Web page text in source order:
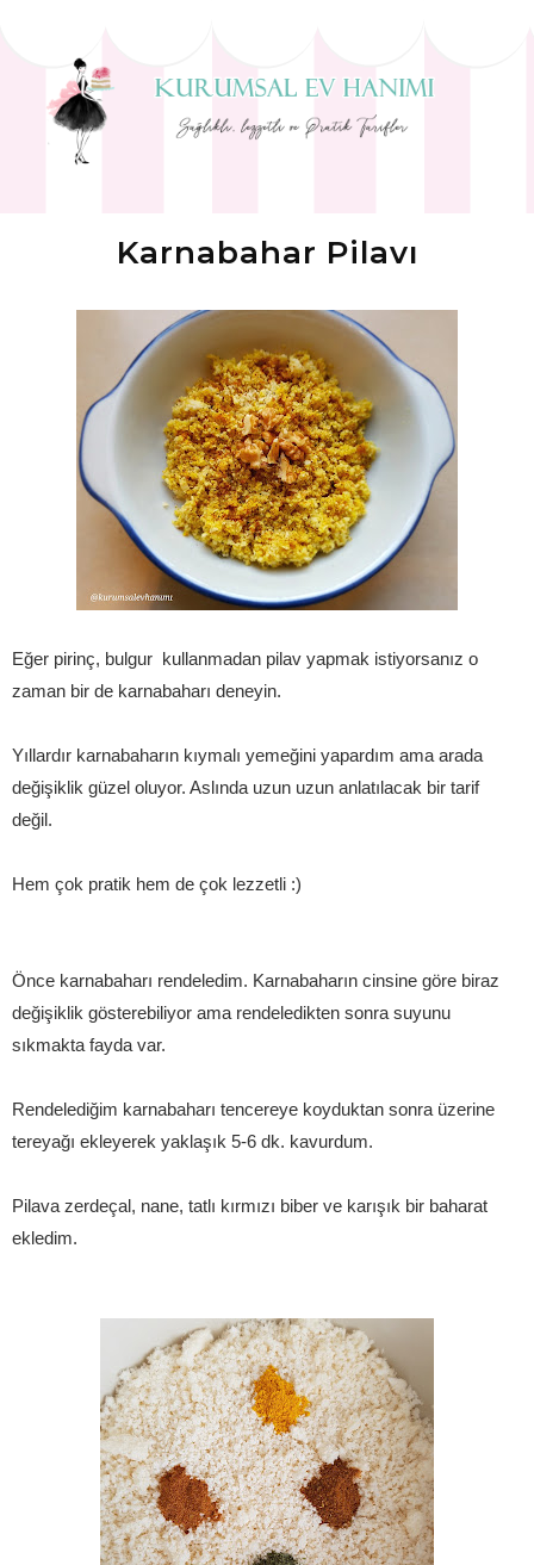
Karnabahar Pilavı
Eğer pirinç, bulgur kullanmadan pilav yapmak istiyorsanız o
zaman bir de karnabaharı deneyin.
Yıllardır karnabaharın kıymalı yemeğini yapardım ama arada
değişiklik güzel oluyor. Aslında uzun uzun anlatılacak bir tarif
değil.
Hem çok pratik hem de çok lezzetli :)
Önce karnabaharı rendeledim. Karnabaharın cinsine göre biraz
değişiklik gösterebiliyor ama rendeledikten sonra suyunu
sıkmakta fayda var.
Rendelediğim karnabaharı tencereye koyduktan sonra üzerine
tereyağı ekleyerek yaklaşık 5-6 dk. kavurdum.
Pilava zerdeçal, nane, tatlı kırmızı biber ve karışık bir baharat
ekledim.